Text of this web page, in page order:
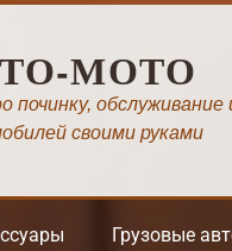
МОТО
починку,
своими руками
Грузовые